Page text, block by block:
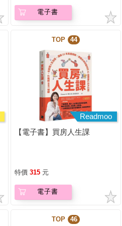
電子書
TOP 44
Readmoo
【電子書】買房人生課
特價 315 元
電子書
TOP 46